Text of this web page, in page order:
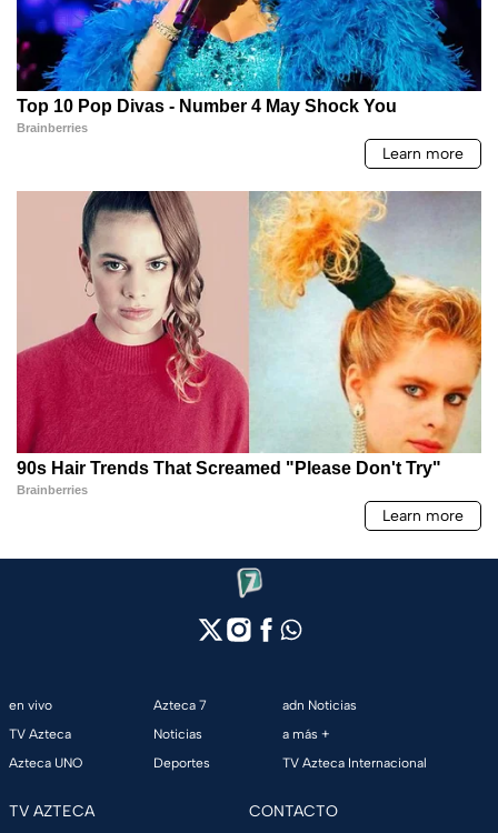
en vivo
TV Azteca
Azteca UNO
Azteca 7
Noticias
Deportes
adn Noticias
a más +
TV Azteca Internacional
TV AZTECA CONTACTO